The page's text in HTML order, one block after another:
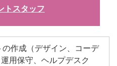
トスタッフ
の作成（デザイン、コーデ
用保守、ヘルプデスク